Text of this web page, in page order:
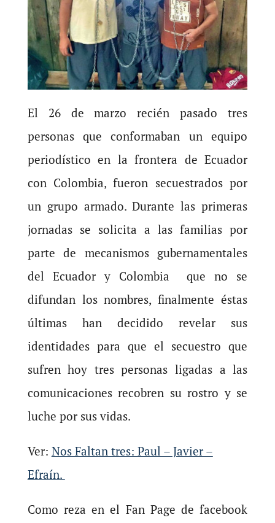
El 26 de marzo recién pasado tres
personas que conformaban un equipo
periodístico en la frontera de Ecuador
con Colombia, fueron secuestrados por
un grupo armado. Durante las primeras
jornadas se solicita a las familias por
parte de mecanismos gubernamentales
del Ecuador y Colombia que no se
difundan los nombres, finalmente éstas
últimas han decidido revelar sus
identidades para que el secuestro que
sufren hoy tres personas ligadas a las
comunicaciones recobren su rostro y se
luche por sus vidas.
Ver: Nos Faltan tres: Paul – Javier –
Efraín.
Como reza en el Fan Page de facebook